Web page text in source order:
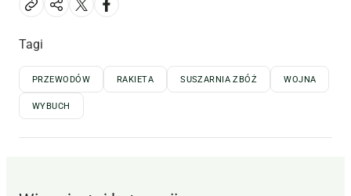
Tagi
PRZEWODÓW RAKIETA SUSZARNIA ZBÓŻ WOJNA
WYBUCH